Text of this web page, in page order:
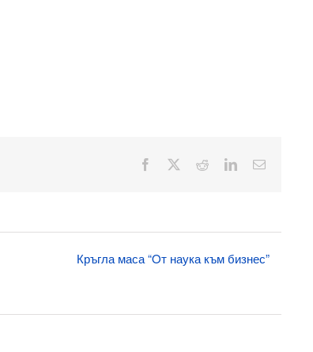
Facebook RedditLinkedIn
Кръгла маса “Oт наука към бизнес”